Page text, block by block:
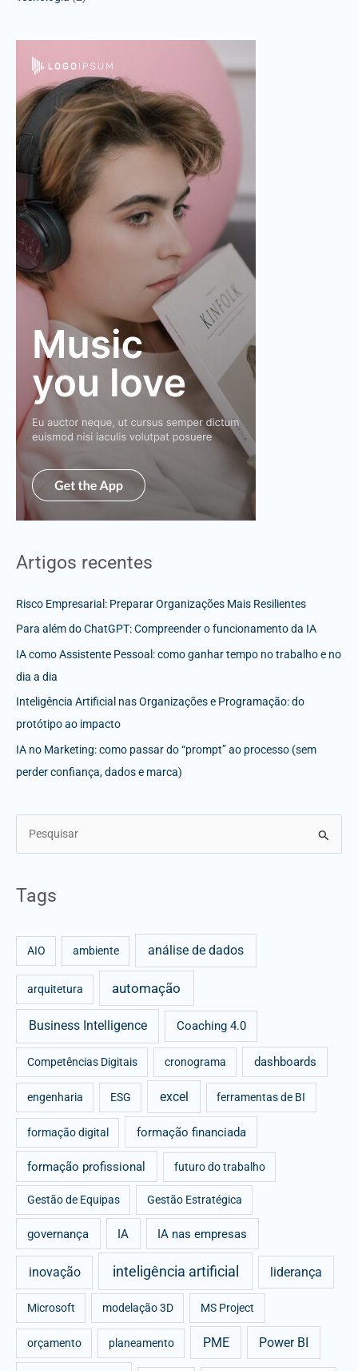
Artigos recentes
Risco Empresarial: Preparar Organizações Mais Resilientes
Para além do ChatGPT: Compreender o funcionamento da IA
IA como Assistente Pessoal: como ganhar tempo no trabalho e no
dia a dia
Inteligência Artificial nas Organizações e Programação: do
protótipo ao impacto
IA no Marketing: como passar do “prompt” ao processo (sem
perder confiança, dados e marca)
f
Tags
AIO ambiente análise de dados
arquitetura automação
Business Intelligence Coaching 4.0
Competências Digitais cronograma dashboards
engenharia ESG excel ferramentas de BI
formação digital formação financiada
formação profissional futuro do trabalho
Gestão de Equipas Gestão Estratégica
governança IA IA nas empresas
inovação inteligência artificial liderança
Microsoft modelação 3D MS Project
orçamento planeamento PME Power BI